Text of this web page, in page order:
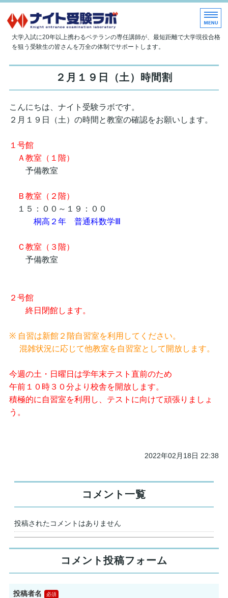
大学現役合格指導塾 ナイト
大学入試に20年以上携わるベテランの専任講師が、最短距離で大学現役合格
を狙う受験生の皆さんを万全の体制でサポートします。
ホーム
授業内容
お問い合わせ
２月１９日（土）時間割
こんにちは、ナイト受験ラボです。
２月１９日（土）の時間と教室の確認をお願いします。
１号館
Ａ教室（１階）
予備教室
Ｂ教室（２階）
１５：００～１９：００
桐高２年 普通科数学Ⅲ
Ｃ教室（３階）
予備教室
２号館
終日閉館します。
※ 自習は新館２階自習室を利用してください。
混雑状況に応じて他教室を自習室として開放します。
今週の土・日曜日は学年末テスト直前のため
午前１０時３０分より校舎を開放します。
積極的に自習室を利用し、テストに向けて頑張りましょ
う。
2022年02月18日 22:38
コメント一覧
投稿されたコメントはありません
コメント投稿フォーム
投稿者名